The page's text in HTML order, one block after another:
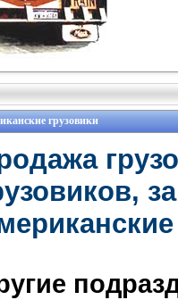
грузовики